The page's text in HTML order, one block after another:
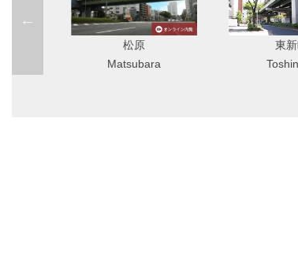
東新町
Toshincho
TOB伏見店